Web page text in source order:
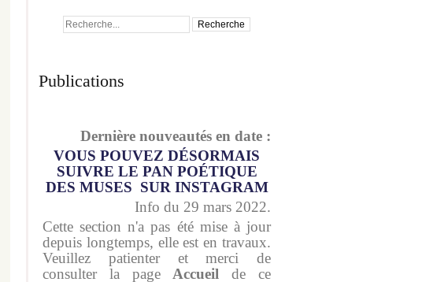
Publications
Dernière nouveautés en date :
VOUS POUVEZ DÉSORMAIS
SUIVRE LE PAN POÉTIQUE
DES MUSES SUR INSTAGRAM
Info du 29 mars 2022.
Cette section n'a pas été mise à jour
depuis longtemps, elle est en travaux.
Veuillez patienter et merci de
consulter la page Accueil de ce